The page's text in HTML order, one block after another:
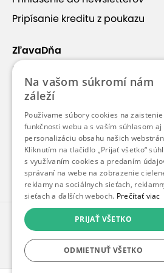
Pripísanie kreditu z poukazu
ZľavaDňa
Náš príbeh
Kontakt
Kariéra
Blog
Pre médiá
Pre partnerov
© 2010 – 2026inspirago s. r. o.
vyhradené.
Ochrana osobných údajov|
Na vašom súkromí nám
záleží
Používame súbory cookies na zaistenie
funkčnosti webu a s vaším súhlasom aj
personalizáciu obsahu našich
Kliknutím na tlačidlo „Prijať všetko“
s využívaním cookies a predaním
správaní na webe na zobrazenie
reklamy na sociálnych sieťach,
sieťach a ďalších weboch. Prečítať viac
PRIJAŤ VŠETKO
ODMIETNUŤ VŠETKO